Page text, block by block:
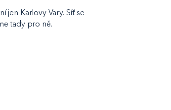
jen Karlovy Vary. Síť se
tady pro ně.